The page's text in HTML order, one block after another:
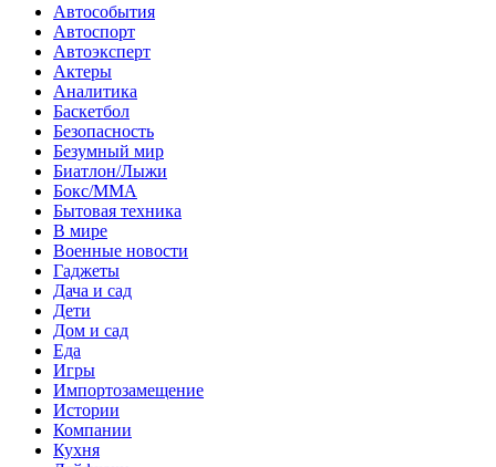
Автособытия
Автоспорт
Автоэксперт
Актеры
Аналитика
Баскетбол
Безопасность
Безумный мир
Биатлон/Лыжи
Бокс/MMA
Бытовая техника
В мире
Военные новости
Гаджеты
Дача и сад
Дети
Дом и сад
Еда
Игры
Импортозамещение
Истории
Компании
Кухня